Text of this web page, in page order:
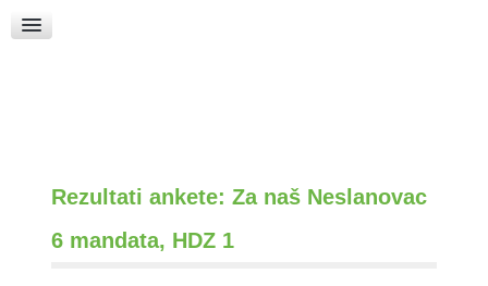
Rezultati ankete: Za naš Neslanovac
6 mandata, HDZ 1